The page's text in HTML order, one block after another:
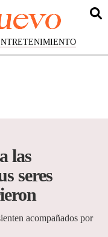
las
seres
acompañados por